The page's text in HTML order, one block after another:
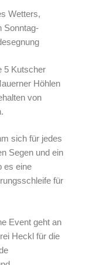
Wetters,
Sonntag-
5 Kutscher
Höhlen
von
sich für jedes
Segen und ein
es eine
für
Event geht an
Heckl für die